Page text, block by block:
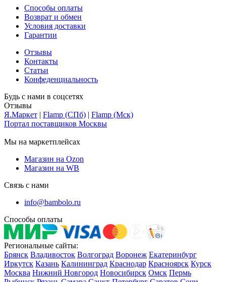
Способы оплаты
Возврат и обмен
Условия доставки
Гарантии
Отзывы
Контакты
Статьи
Конфеденциальность
Будь с нами в соцсетях
Отзывы
Я.Маркет | Flamp (СПб) | Flamp (Мск)
Портал поставщиков Москвы
Мы на маркетплейсах
Магазин на Ozon
Магазин на WB
Связь с нами
info@bambolo.ru
Способы оплаты
Региональные сайты:
Брянск Владивосток Волгоград Воронеж Екатеринбург
Иркутск Казань Калининград Краснодар Красноярск Курск
Москва Нижний Новгород Новосибирск Омск Пермь